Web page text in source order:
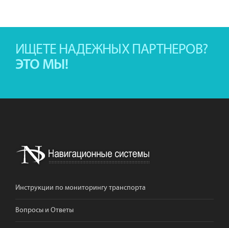
ИЩЕТЕ НАДЕЖНЫХ ПАРТНЕРОВ?
ЭТО МЫ!
Инструкции по мониторингу транспорта
Вопросы и Ответы